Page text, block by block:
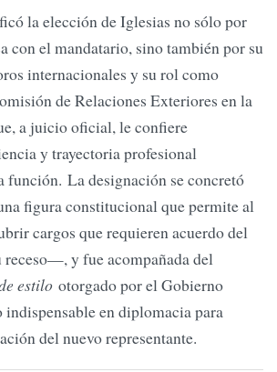
la elección de Iglesias no sólo por
con el mandatario, sino también por su
internacionales y su rol como
de Relaciones Exteriores en la
a juicio oficial, le confiere
y trayectoria profesional
función. La designación se concretó
figura constitucional que permite al
cargos que requieren acuerdo del
receso—, y fue acompañada del
estilo otorgado por el Gobierno
en diplomacia para
del nuevo representante.